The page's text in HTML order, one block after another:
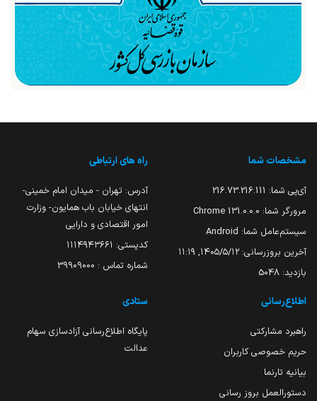
مشخصات شما
آی‌پی شما: 216.73.216.111
مرورگر شما: 131.0.0.0 Chrome
سیستم‌عامل شما: Android
آخرین بروزرسانی: ۱۴۰۵/۵/۱۲, ۱۱:۱۹
بازدید: 5048
راه های ارتباطی
آدرس: تهران - میدان امام خمینی-
انتهای خیابان باب همایون- وزارت
امور اقتصادی و دارایی
کدپستی: ۱۱۱۴۹۴۳۶۶۱
شماره تماس : 39909000
اطلاع‌رسانی
راهبرد مشارکتی
حریم خصوصی کاربران
بیانیه تارنما
دستورالعمل بروز رسانی
ستادی
پایگاه اطلاع‌رسانی آزادسازی سهام
عدالت